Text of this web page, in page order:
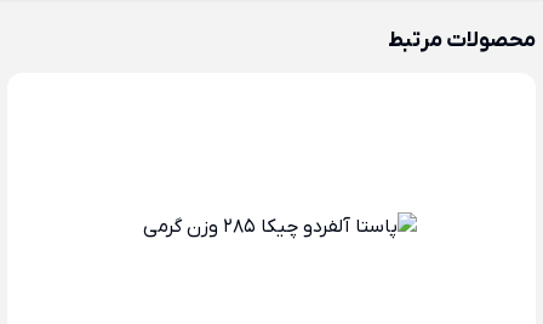
محصولات مرتبط